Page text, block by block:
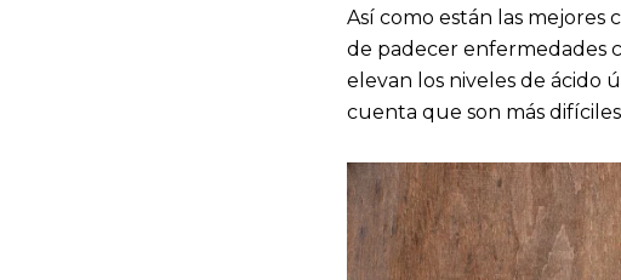
Así como están las mejores
de padecer enfermedades
elevan los niveles de ácido
cuenta que son más